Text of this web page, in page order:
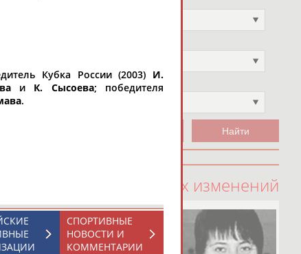
Чемпион
100 последних изменений
Кубка России (2003) И.
и К. Сысоева; победителя
.
СПОРТИВНЫЕ
НОВОСТИ И
КОММЕНТАРИИ